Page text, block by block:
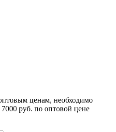
ценам, необходимо
руб. по оптовой цене